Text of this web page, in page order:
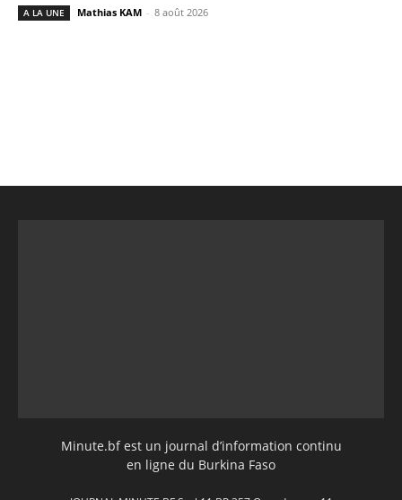
A LA UNE Mathias KAM - 8 août 2026
Minute.bf est un journal d’information continu
en ligne du Burkina Faso